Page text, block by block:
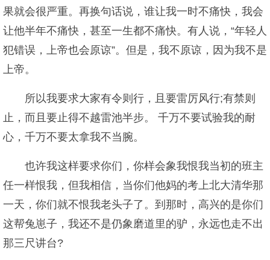
果就会很严重。再换句话说，谁让我一时不痛快，我会
让他半年不痛快，甚至一生都不痛快。有人说，“年轻人
犯错误，上帝也会原谅”。但是，我不原谅，因为我不是
上帝。
所以我要求大家有令则行，且要雷厉风行;有禁则
止，而且要止得不越雷池半步。 千万不要试验我的耐
心，千万不要太拿我不当腕。
也许我这样要求你们，你样会象我恨我当初的班主
任一样恨我，但我相信，当你们他妈的考上北大清华那
一天，你们就不恨我老头子了。到那时，高兴的是你们
这帮兔崽子，我还不是仍象磨道里的驴，永远也走不出
那三尺讲台?